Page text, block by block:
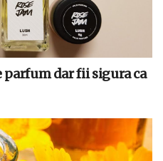
dar fii sigura ca